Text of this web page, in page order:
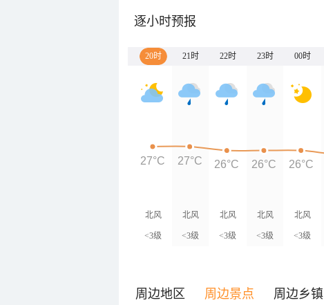
逐小时预报
20时 21时 22时 23时 00时
北风
<3级
北风
<3级
北风
<3级
北风
<3级
北风
<3级
27°C 27°C 26°C 26°C 26°C
周边地区 周边景点 周边乡镇